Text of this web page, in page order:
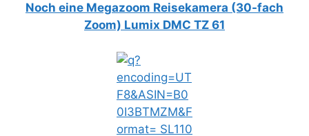
Noch eine Megazoom Reisekamera (30-fach
Zoom) Lumix DMC TZ 61